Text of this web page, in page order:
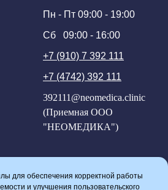
для обеспечения корректной работы
и улучшения пользовательского
Пн - Пт 09:00 - 19:00
Сб 09:00 - 16:00
+7 (910) 7 392 111
+7 (4742) 392 111
392111@neomedica.clinic
(Приемная ООО
"НЕОМЕДИКА")